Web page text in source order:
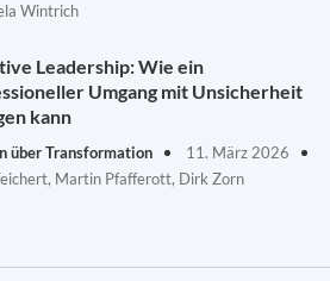
Wintrich
Leadership: Wie ein
Umgang mit Unsicherheit
kann
über Transformation
11. März 2026
Martin Pfafferott, Dirk Zorn